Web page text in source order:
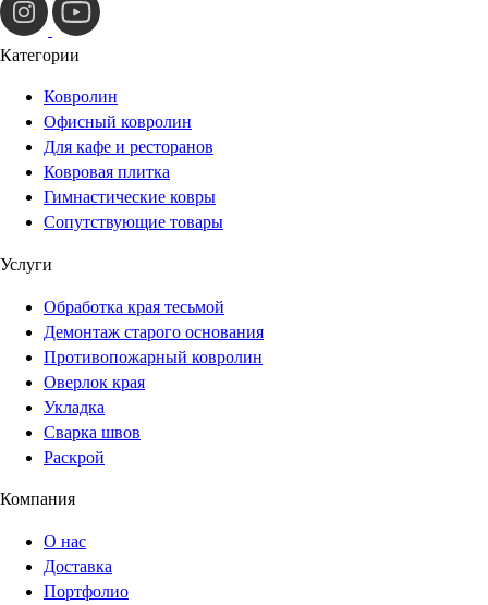
Категории
Ковролин
Офисный ковролин
Для кафе и ресторанов
Ковровая плитка
Гимнастические ковры
Сопутствующие товары
Услуги
Обработка края тесьмой
Демонтаж старого основания
Противопожарный ковролин
Оверлок края
Укладка
Сварка швов
Раскрой
Компания
О нас
Доставка
Портфолио